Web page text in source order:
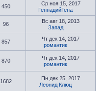
450
Ср ноя 15, 2017
ГеннадийГена
96
Вс авг 18, 2013
Запад
857
Чт дек 14, 2017
романтик
870
Чт дек 14, 2017
романтик
1682
Пн дек 25, 2017
Леонид Клюц